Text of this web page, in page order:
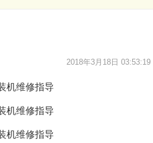
2018年3月18日 03:53:19